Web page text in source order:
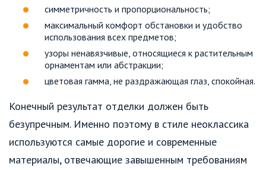
симметричность и пропорциональность;
максимальный комфорт обстановки и удобство
использования всех предметов;
узоры ненавязчивые, относящиеся к растительным
орнаментам или абстракции;
цветовая гамма, не раздражающая глаз, спокойная.
Конечный результат отделки должен быть
безупречным. Именно поэтому в стиле неоклассика
используются самые дорогие и современные
материалы, отвечающие завышенным требованиям